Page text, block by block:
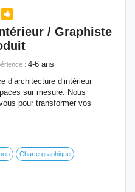
/ Graphiste
: 4-6 ans
d’architecture d’intérieur
sur mesure. Nous
pour transformer vos
Charte graphique